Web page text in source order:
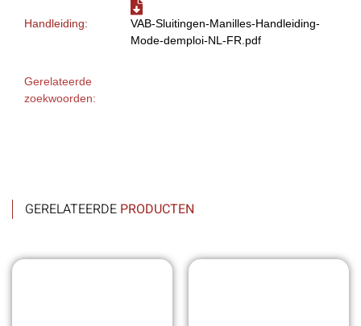
Handleiding:
VAB-Sluitingen-Manilles-Handleiding-
Mode-demploi-NL-FR.pdf
Gerelateerde
zoekwoorden:
GERELATEERDE PRODUCTEN